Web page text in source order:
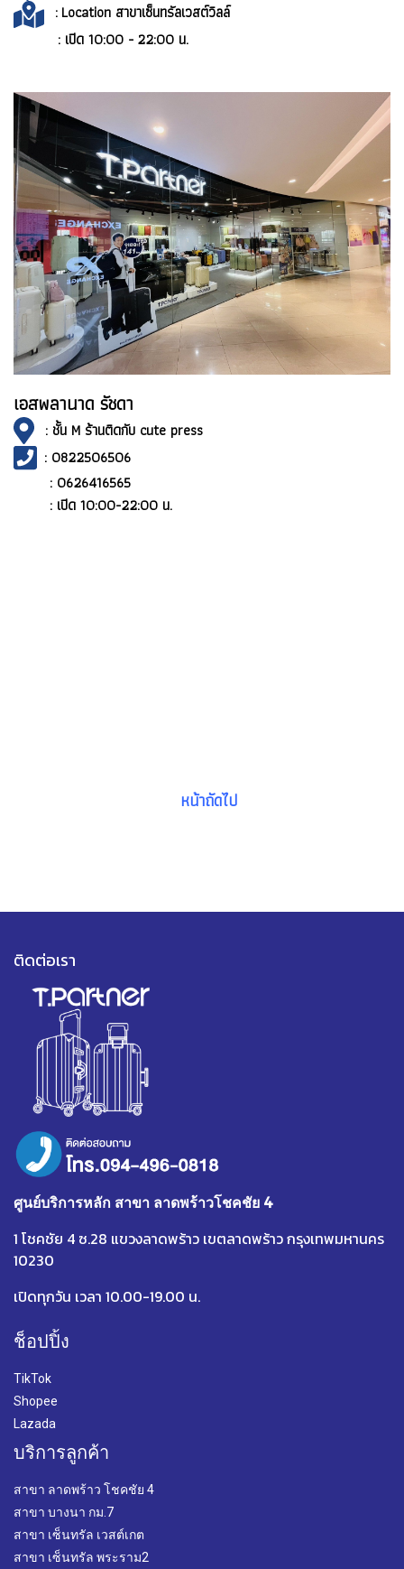
: Location สาขาเซ็นทรัลเวสต์วิลล์
: เปิด 10:00 - 22:00 น.
เอสพลานาด รัชดา
: ชั้น M ร้านติดกับ cute press
: 0822506506
: 0626416565
: เปิด 10:00-22:00 น.
หน้าถัดไป
ติดต่อเรา
ศูนย์บริการหลัก สาขา ลาดพร้าวโชคชัย 4
1 โชคชัย 4 ซ.28 แขวงลาดพร้าว เขตลาดพร้าว กรุงเทพมหานคร
10230
เปิดทุกวัน เวลา 10.00-19.00 น.
ช็อปปิ้ง
TikTok
Shopee
Lazada
บริการลูกค้า
สาขา ลาดพร้าว โชคชัย 4
สาขา บางนา กม.7
สาขา เซ็นทรัล เวสต์เกต
สาขา เซ็นทรัล พระราม2